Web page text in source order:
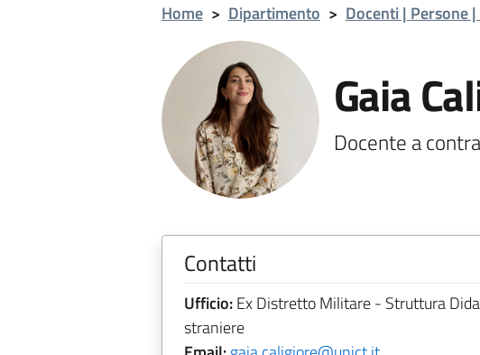
Home > Dipartimento > Docenti | Persone
Gaia
Docente a
Contatti
Ufficio:Ex Distretto Militare - Struttura
straniere